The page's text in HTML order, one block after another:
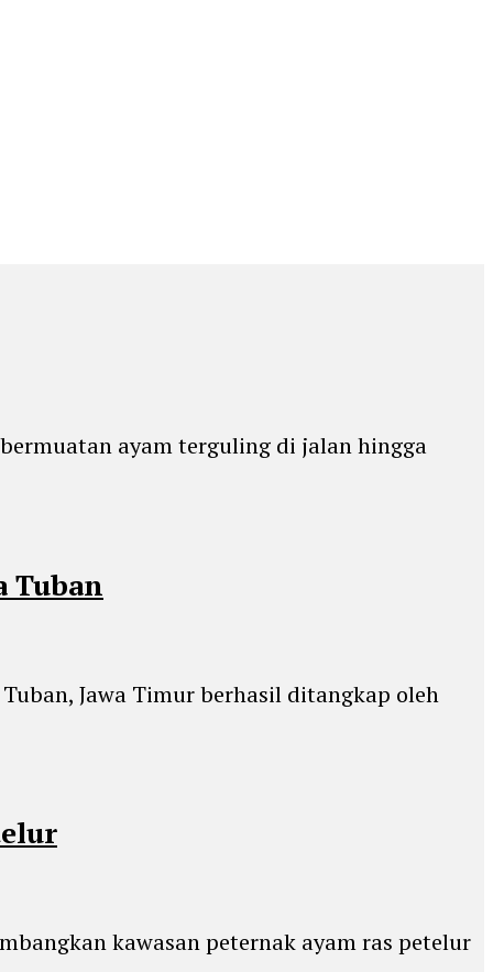
ayam terguling di jalan hingga
Tuban
Jawa Timur berhasil ditangkap oleh
kawasan peternak ayam ras petelur